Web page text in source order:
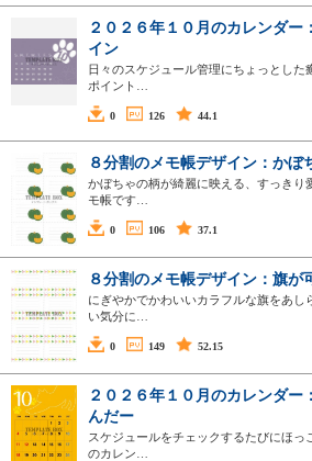
２０２６年１０月のカレンダー
イン
日々のスケジュール管理にちょっとした
ポイント…
0 126 44.1
８分割のメモ帳デザイン：かぼ
かぼちゃの柄が綺麗に映える、すっきり
モ帳です…
0 106 37.1
８分割のメモ帳デザイン：旗が
にぎやかでかわいいカラフルな旗をあし
い気分に…
0 149 52.15
２０２６年１０月のカレンダー
んだー
スケジュールをチェックするたびにほっ
のカレン…